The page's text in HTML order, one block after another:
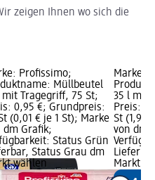
zeigen Ihnen wo sich die
Profissimo;
Müllbeutel
mit Tragegriff, 75 St;
0,95 €; Grundpreis:
(0,01 € je 1 St); Marke
dm Grafik;
Status Grün
Status Grau dm
wählen
Marke:
35 l mit
Preis:
St (1,95
von dm
Markt